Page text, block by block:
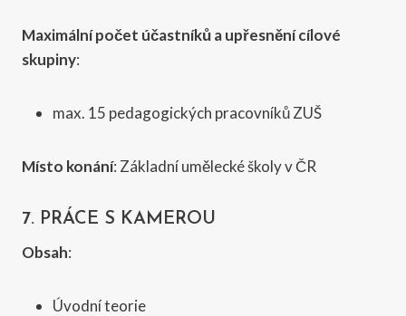
Maximální počet účastníků a upřesnění cílové
skupiny:
max. 15 pedagogických pracovníků ZUŠ
Místo konání: Základní umělecké školy v ČR
7. PRÁCE S KAMEROU
Obsah:
Úvodní teorie